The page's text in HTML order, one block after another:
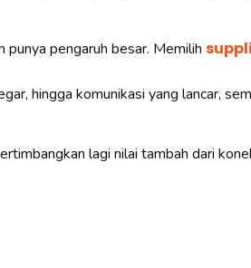
pengaruh besar. Memilih
hingga komunikasi yang lancar,
lagi nilai tambah dari